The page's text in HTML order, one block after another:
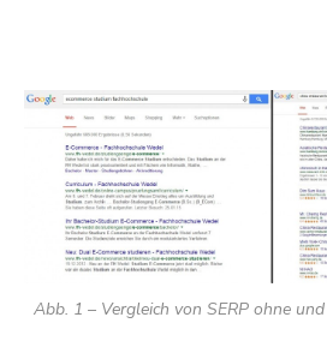
Abb. 1 – Vergleich von SERP ohne